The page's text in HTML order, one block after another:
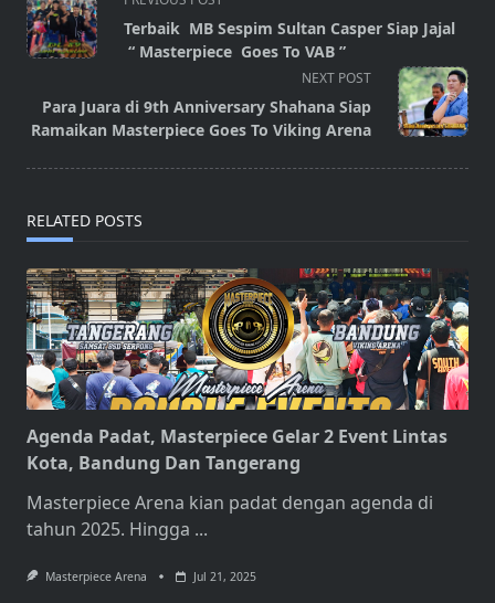
class="nav-
subtitle
reader-
text">Page</span>
Terbaik MB Sespim Sultan Casper Siap Jajal
“ Masterpiece Goes To VAB ”
NEXT POST
Para Juara di 9th Anniversary Shahana Siap
Ramaikan Masterpiece Goes To Viking Arena
RELATED POSTS
Agenda Padat, Masterpiece Gelar 2 Event Lintas
Kota, Bandung Dan Tangerang
Masterpiece Arena kian padat dengan agenda di
tahun 2025. Hingga ...
Masterpiece Arena Jul 21, 2025